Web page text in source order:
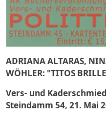
ADRIANA ALTARAS,
WÖHLER: "TITOS
Vers- und
Steindamm 54, 21. Mai